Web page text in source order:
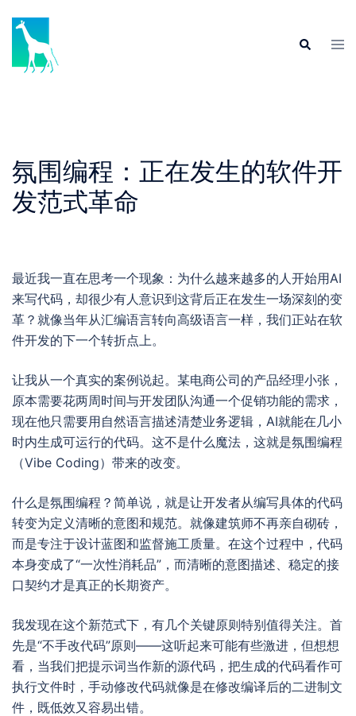
content
Search
氛围编程：正在发生的软件开
发范式革命
最近我一直在思考一个现象：为什么越来越多的人开始用AI
来写代码，却很少有人意识到这背后正在发生一场深刻的变
革？就像当年从汇编语言转向高级语言一样，我们正站在软
件开发的下一个转折点上。
让我从一个真实的案例说起。某电商公司的产品经理小张，
原本需要花两周时间与开发团队沟通一个促销功能的需求，
现在他只需要用自然语言描述清楚业务逻辑，AI就能在几小
时内生成可运行的代码。这不是什么魔法，这就是氛围编程
（Vibe Coding）带来的改变。
什么是氛围编程？简单说，就是让开发者从编写具体的代码
转变为定义清晰的意图和规范。就像建筑师不再亲自砌砖，
而是专注于设计蓝图和监督施工质量。在这个过程中，代码
本身变成了“一次性消耗品”，而清晰的意图描述、稳定的接
口契约才是真正的长期资产。
我发现在这个新范式下，有几个关键原则特别值得关注。首
先是“不手改代码”原则——这听起来可能有些激进，但想想
看，当我们把提示词当作新的源代码，把生成的代码看作可
执行文件时，手动修改代码就像是在修改编译后的二进制文
件，既低效又容易出错。